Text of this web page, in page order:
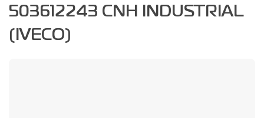
503612243 CNH INDUSTRIAL
(IVECO)